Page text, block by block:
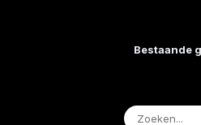
Bestaande